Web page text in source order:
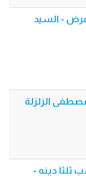
- السيد
الزلزلة
ثلثا دينه -